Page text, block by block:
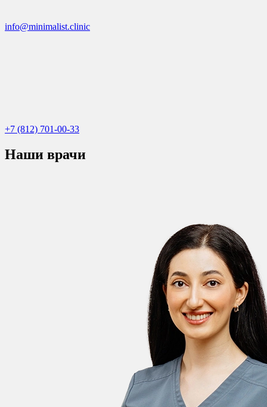
info@minimalist.clinic
+7 (812) 701-00-33
Наши врачи